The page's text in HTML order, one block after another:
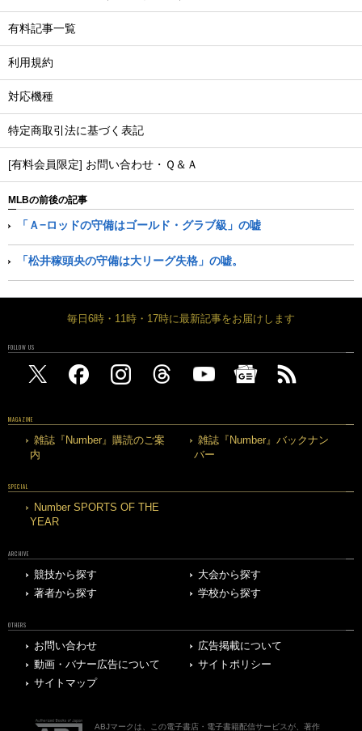
有料記事一覧
利用規約
対応機種
特定商取引法に基づく表記
[有料会員限定] お問い合わせ・Ｑ＆Ａ
MLBの前後の記事
「Ａ−ロッドの守備はゴールド・グラブ級」の嘘
「松井稼頭央の守備は大リーグ失格」の嘘。
毎日6時・11時・17時に最新記事をお届けします
FOLLOW US
MAGAZINE
雑誌『Number』購読のご案
内
雑誌『Number』バックナン
バー
SPECIAL
Number SPORTS OF THE
YEAR
ARCHIVE
競技から探す
大会から探す
著者から探す
学校から探す
OTHERS
お問い合わせ
広告掲載について
動画・バナー広告について
サイトポリシー
サイトマップ
ABJマークは、この電子書店・電子書籍配信サービスが、著作